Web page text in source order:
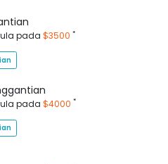
pada $3500 *
pada $4000 *